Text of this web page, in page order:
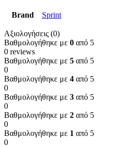
Brand Sprint
Αξιολογήσεις (0)
Βαθμολογήθηκε με 0 από 5
0 reviews
Βαθμολογήθηκε με 5 από 5
0
Βαθμολογήθηκε με 4 από 5
0
Βαθμολογήθηκε με 3 από 5
0
Βαθμολογήθηκε με 2 από 5
0
Βαθμολογήθηκε με 1 από 5
0